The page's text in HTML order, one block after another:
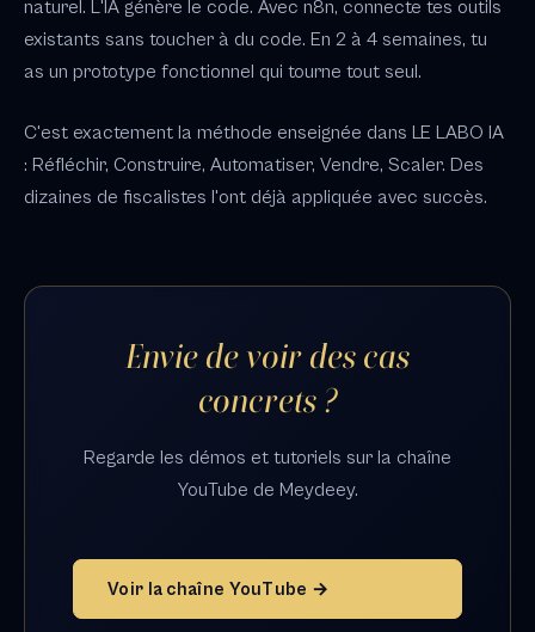
naturel. L'IA génère le code. Avec n8n, connecte tes outils
existants sans toucher à du code. En 2 à 4 semaines, tu
as un prototype fonctionnel qui tourne tout seul.
C'est exactement la méthode enseignée dans LE LABO IA
: Réfléchir, Construire, Automatiser, Vendre, Scaler. Des
dizaines de fiscalistes l'ont déjà appliquée avec succès.
Envie de voir des cas
concrets ?
Regarde les démos et tutoriels sur la chaîne
YouTube de Meydeey.
Voir la chaîne YouTube →